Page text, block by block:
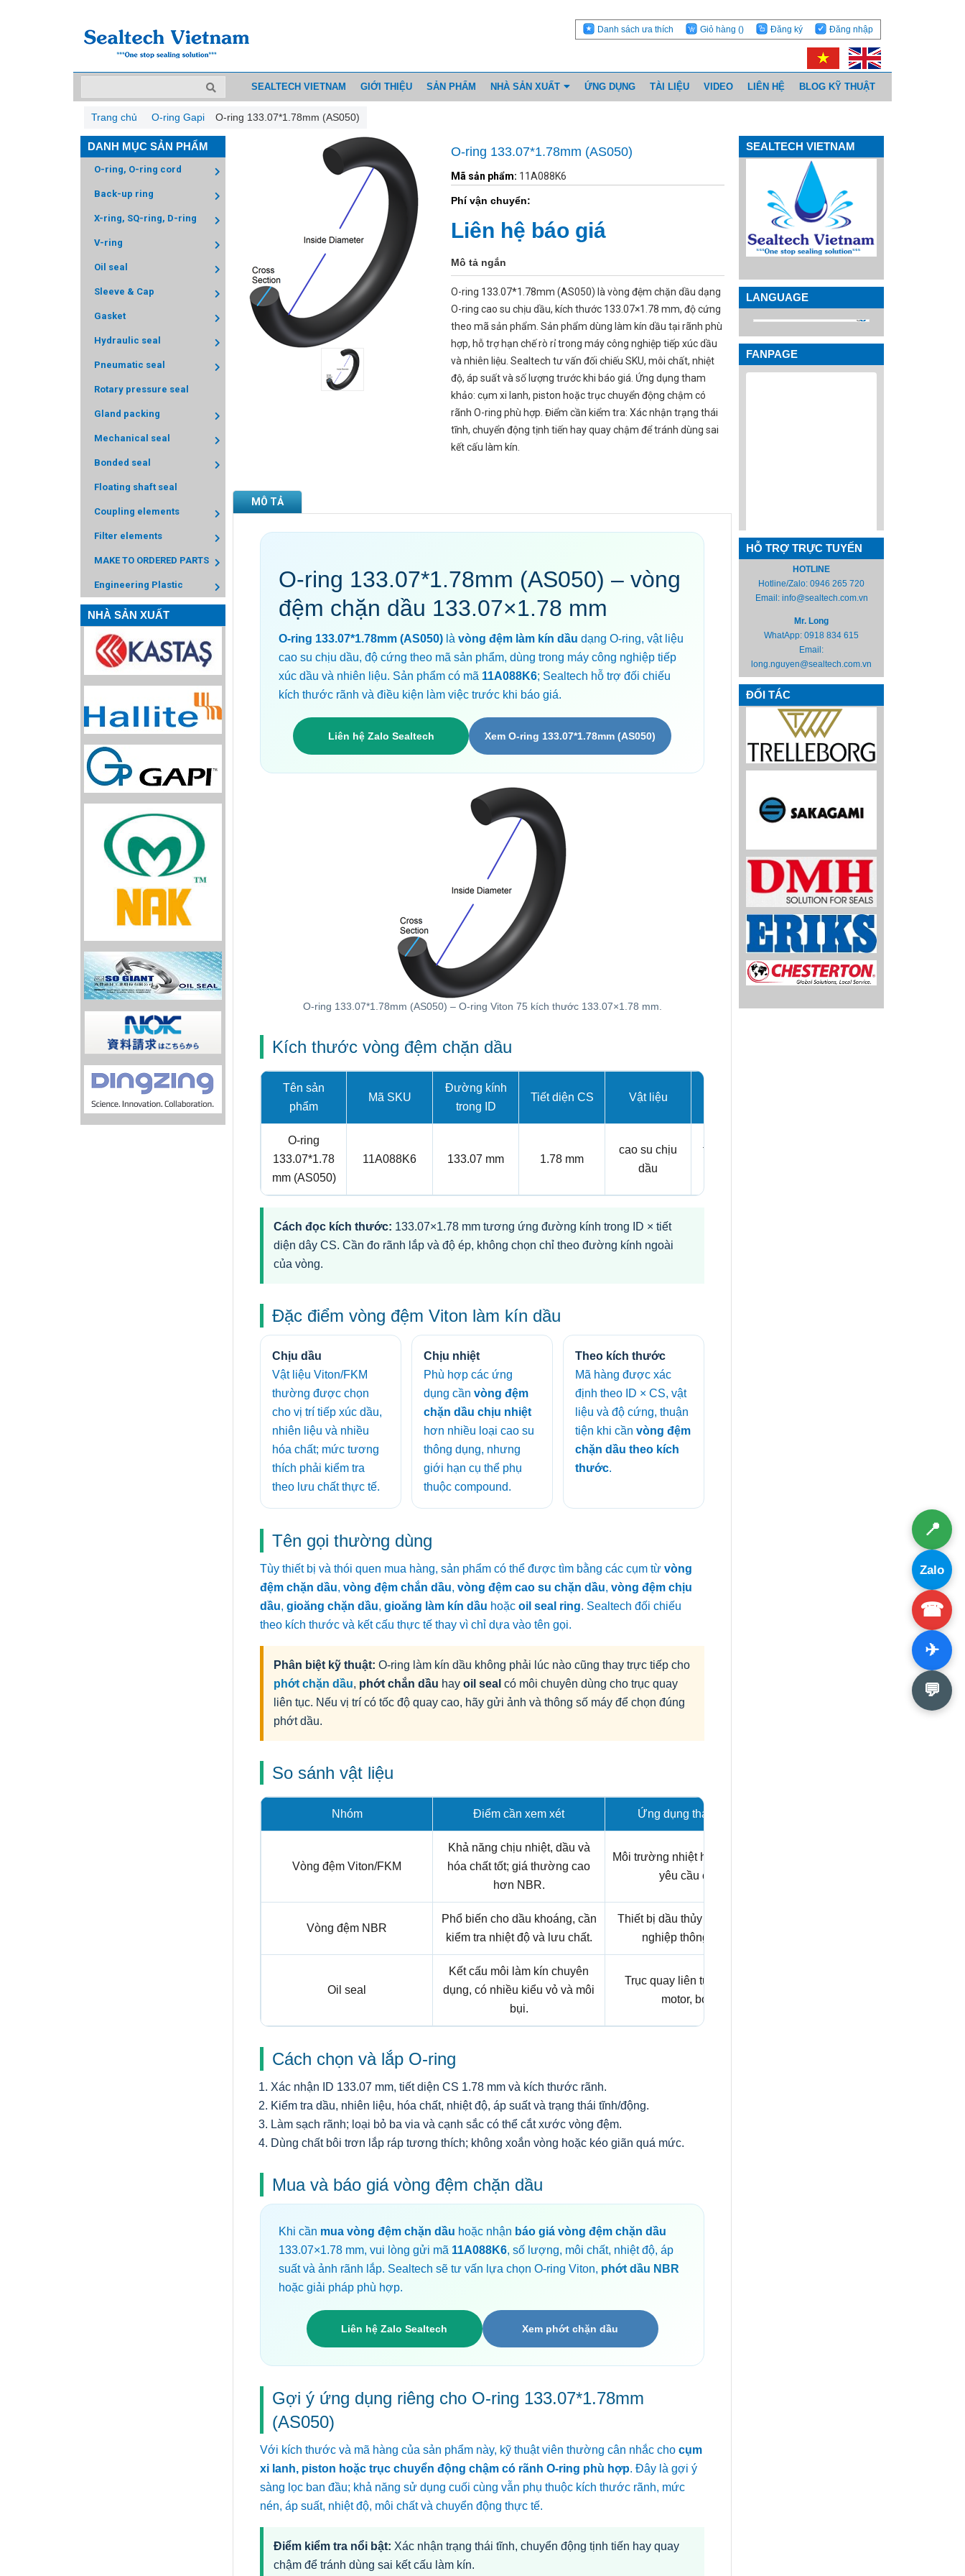
Danh sách ưa thích Giỏ hàng () Đăng ký Đăng nhập
SEALTECH VIETNAM GIỚI THIỆU SẢN PHẨM NHÀ SẢN XUẤT ỨNG DỤNG TÀI LIỆU VIDEO LIÊN HỆ BLOG KỸ THUẬT
Trang chủ O-ring Gapi O-ring 133.07*1.78mm (AS050)
DANH MỤC SẢN PHẨM
O-ring, O-ring cord
Back-up ring
X-ring, SQ-ring, D-ring
V-ring
Oil seal
Sleeve & Cap
Gasket
Hydraulic seal
Pneumatic seal
Rotary pressure seal
Gland packing
Mechanical seal
Bonded seal
Floating shaft seal
Coupling elements
Filter elements
MAKE TO ORDERED PARTS
Engineering Plastic
NHÀ SẢN XUẤT
O-ring 133.07*1.78mm (AS050)
Mã sản phẩm: 11A088K6
Phí vận chuyển:
Liên hệ báo giá
Mô tả ngắn
O-ring 133.07*1.78mm (AS050) là vòng đệm chặn dầu dạng
O-ring cao su chịu dầu, kích thước 133.07×1.78 mm, độ cứng
theo mã sản phẩm. Sản phẩm dùng làm kín dầu tại rãnh phù
hợp, hỗ trợ hạn chế rò rỉ trong máy công nghiệp tiếp xúc dầu
và nhiên liệu. Sealtech tư vấn đối chiếu SKU, môi chất, nhiệt
độ, áp suất và số lượng trước khi báo giá. Ứng dụng tham
khảo: cụm xi lanh, piston hoặc trục chuyển động chậm có
rãnh O-ring phù hợp. Điểm cần kiểm tra: Xác nhận trạng thái
tĩnh, chuyển động tịnh tiến hay quay chậm để tránh dùng sai
kết cấu làm kín.
MÔ TẢ
O-ring 133.07*1.78mm (AS050) – vòng
đệm chặn dầu 133.07×1.78 mm
O-ring 133.07*1.78mm (AS050) là vòng đệm làm kín dầu dạng O-ring, vật liệu
cao su chịu dầu, độ cứng theo mã sản phẩm, dùng trong máy công nghiệp tiếp
xúc dầu và nhiên liệu. Sản phẩm có mã 11A088K6; Sealtech hỗ trợ đối chiếu
kích thước rãnh và điều kiện làm việc trước khi báo giá.
Liên hệ Zalo Sealtech Xem O-ring 133.07*1.78mm (AS050)
O-ring 133.07*1.78mm (AS050) – O-ring Viton 75 kích thước 133.07×1.78 mm.
Kích thước vòng đệm chặn dầu
Tên sản
phẩm
Mã SKU
Đường kính
trong ID
Tiết diện CS Vật liệu
O-ring
133.07*1.78
mm (AS050)
11A088K6 133.07 mm 1.78 mm
cao su chịu
dầu
theo mã sản
Cách đọc kích thước: 133.07×1.78 mm tương ứng đường kính trong ID × tiết
diện dây CS. Cần đo rãnh lắp và độ ép, không chọn chỉ theo đường kính ngoài
của vòng.
Đặc điểm vòng đệm Viton làm kín dầu
Chịu dầu
Vật liệu Viton/FKM
thường được chọn
cho vị trí tiếp xúc dầu,
nhiên liệu và nhiều
hóa chất; mức tương
thích phải kiểm tra
theo lưu chất thực tế.
Chịu nhiệt
Phù hợp các ứng
dụng cần vòng đệm
chặn dầu chịu nhiệt
hơn nhiều loại cao su
thông dụng, nhưng
giới hạn cụ thể phụ
thuộc compound.
Theo kích thước
Mã hàng được xác
định theo ID × CS, vật
liệu và độ cứng, thuận
tiện khi cần vòng đệm
chặn dầu theo kích
thước.
Tên gọi thường dùng
Tùy thiết bị và thói quen mua hàng, sản phẩm có thể được tìm bằng các cụm từ vòng
đệm chặn dầu, vòng đệm chắn dầu, vòng đệm cao su chặn dầu, vòng đệm chịu
dầu, gioăng chặn dầu, gioăng làm kín dầu hoặc oil seal ring. Sealtech đối chiếu
theo kích thước và kết cấu thực tế thay vì chỉ dựa vào tên gọi.
Phân biệt kỹ thuật: O-ring làm kín dầu không phải lúc nào cũng thay trực tiếp cho
phớt chặn dầu, phớt chắn dầu hay oil seal có môi chuyên dùng cho trục quay
liên tục. Nếu vị trí có tốc độ quay cao, hãy gửi ảnh và thông số máy để chọn đúng
phớt dầu.
So sánh vật liệu
Nhóm Điểm cần xem xét Ứng dụng tham khảo
Vòng đệm Viton/FKM
Khả năng chịu nhiệt, dầu và
hóa chất tốt; giá thường cao
hơn NBR.
Môi trường nhiệt hoặc lưu chất
yêu cầu cao.
Vòng đệm NBR
Phổ biến cho dầu khoáng, cần
kiểm tra nhiệt độ và lưu chất.
Thiết bị dầu thủy lực và công
nghiệp thông dụng.
Oil seal
Kết cấu môi làm kín chuyên
dụng, có nhiều kiểu vỏ và môi
bụi.
Trục quay liên tục, hộp số,
motor, bơm.
Cách chọn và lắp O-ring
Xác nhận ID 133.07 mm, tiết diện CS 1.78 mm và kích thước rãnh.
Kiểm tra dầu, nhiên liệu, hóa chất, nhiệt độ, áp suất và trạng thái tĩnh/động.
Làm sạch rãnh; loại bỏ ba via và cạnh sắc có thể cắt xước vòng đệm.
Dùng chất bôi trơn lắp ráp tương thích; không xoắn vòng hoặc kéo giãn quá mức.
Mua và báo giá vòng đệm chặn dầu
Khi cần mua vòng đệm chặn dầu hoặc nhận báo giá vòng đệm chặn dầu
133.07×1.78 mm, vui lòng gửi mã 11A088K6, số lượng, môi chất, nhiệt độ, áp
suất và ảnh rãnh lắp. Sealtech sẽ tư vấn lựa chọn O-ring Viton, phớt dầu NBR
hoặc giải pháp phù hợp.
Liên hệ Zalo Sealtech Xem phớt chặn dầu
Gợi ý ứng dụng riêng cho O-ring 133.07*1.78mm
(AS050)
Với kích thước và mã hàng của sản phẩm này, kỹ thuật viên thường cân nhắc cho cụm
xi lanh, piston hoặc trục chuyển động chậm có rãnh O-ring phù hợp. Đây là gợi ý
sàng lọc ban đầu; khả năng sử dụng cuối cùng vẫn phụ thuộc kích thước rãnh, mức
nén, áp suất, nhiệt độ, môi chất và chuyển động thực tế.
Điểm kiểm tra nổi bật: Xác nhận trạng thái tĩnh, chuyển động tịnh tiến hay quay
chậm để tránh dùng sai kết cấu làm kín.
SEALTECH VIETNAM
LANGUAGE
FANPAGE
HỖ TRỢ TRỰC TUYẾN
HOTLINE
Hotline/Zalo: 0946 265 720
Email: info@sealtech.com.vn
Mr. Long
WhatApp: 0918 834 615
Email:
long.nguyen@sealtech.com.vn
ĐỐI TÁC
📍
Zalo
☎
✈
💬